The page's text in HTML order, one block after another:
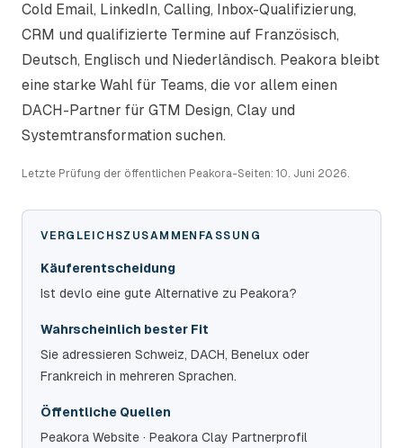
Cold Email, LinkedIn, Calling, Inbox-Qualifizierung,
CRM und qualifizierte Termine auf Französisch,
Deutsch, Englisch und Niederländisch. Peakora bleibt
eine starke Wahl für Teams, die vor allem einen
DACH-Partner für GTM Design, Clay und
Systemtransformation suchen.
Letzte Prüfung der öffentlichen Peakora-Seiten: 10. Juni 2026.
VERGLEICHSZUSAMMENFASSUNG
Käuferentscheidung
Ist devlo eine gute Alternative zu Peakora?
Wahrscheinlich bester Fit
Sie adressieren Schweiz, DACH, Benelux oder
Frankreich in mehreren Sprachen.
Öffentliche Quellen
Peakora Website · Peakora Clay Partnerprofil